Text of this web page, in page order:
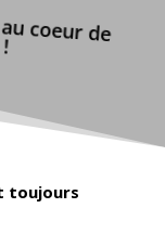
!
toujours